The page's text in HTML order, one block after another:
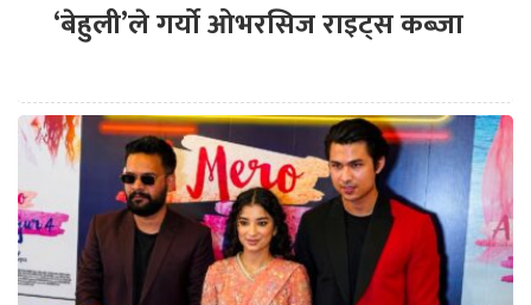
‘बेहुली’ले गर्यो ओभरसिज राइट्स कब्जा